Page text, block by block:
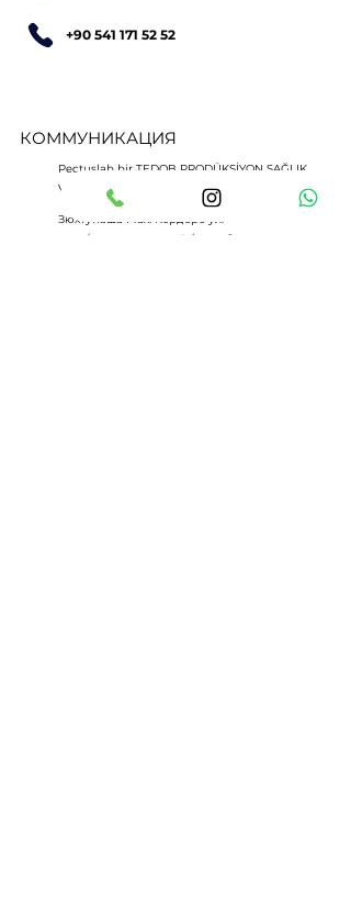
+90 541 171 52 52
КОММУНИКАЦИЯ
Pectuslab bir TEDOB PRODÜKSİYON SAĞLIK
VE GIDA SAN. TİC. LTD. ŞTİ. markasıdır.
Зюхтупаша Мах. Кёрдере ул.
№ 19/1 34724 Кадыкёй / Стамбул